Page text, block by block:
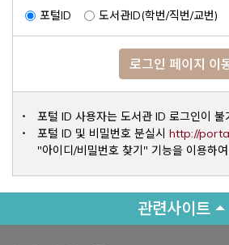
포털ID 도서관ID(학번/직번/교번)
로그인 페이지 이
포털 ID 사용자는 도서관 ID 로그인이 불
포털 ID 및 비밀번호 분실시 http://
"아이디/비밀번호 찾기" 기능을 이용하
관련사이트